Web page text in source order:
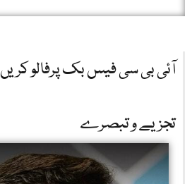
آئی بی سی فیس بک پرفالو کریں
تجزیے و تبصرے